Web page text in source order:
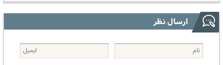
ارسال نظر